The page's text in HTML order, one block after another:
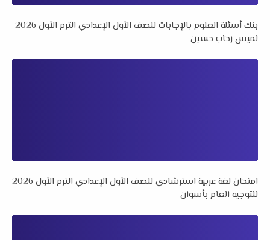
بنك أسئلة العلوم بالإجابات للصف الأول الإعدادي الترم الأول 2026
لميس رحاب حسين
امتحان لغة عربية استرشادي للصف الأول الإعدادي الترم الأول 2026
للتوجيه العام بأسوان